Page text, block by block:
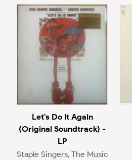
Let's Do It Again
(Original Soundtrack) -
LP
Staple Singers, The Music